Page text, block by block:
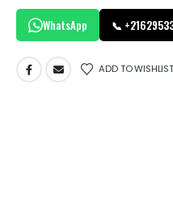
WhatsApp 📞
ADD TO WISHLIST